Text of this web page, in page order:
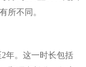
所不同。
年。这一时长包括